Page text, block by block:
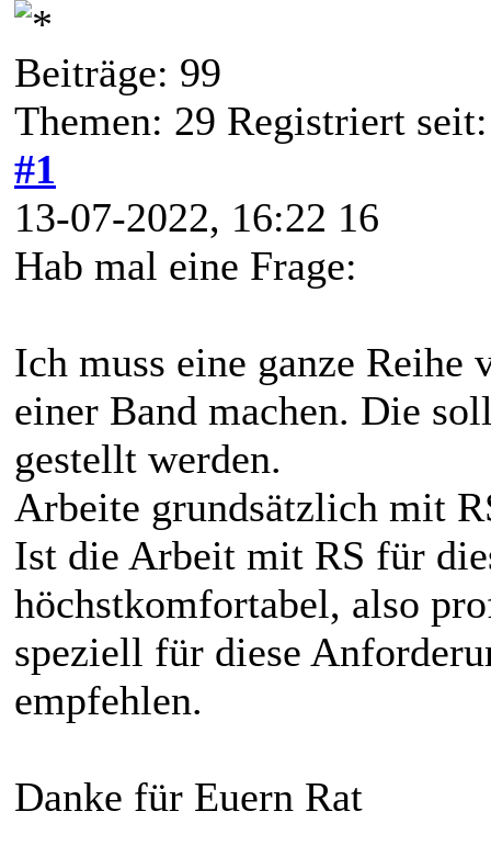
Beiträge: 99
Themen: 29 Registriert
#1
13-07-2022, 16:22 16
Hab mal eine Frage:
Ich muss eine ganze Reihe
einer Band machen. Die
gestellt werden.
Arbeite grundsätzlich mit
Ist die Arbeit mit RS für
höchstkomfortabel, also
speziell für diese
empfehlen.
Danke für Euern Rat